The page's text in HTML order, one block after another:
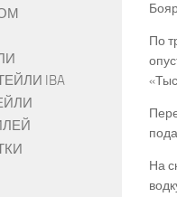
По
На
IBA